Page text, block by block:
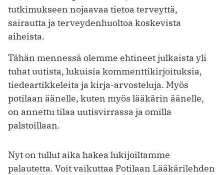
tutkimukseen nojaavaa tietoa terveyttä,
sairautta ja terveydenhuoltoa koskevista
aiheista.
Tähän mennessä olemme ehtineet julkaista yli
tuhat uutista, lukuisia kommenttikirjoituksia,
tiedeartikkeleita ja kirja-arvosteluja. Myös
potilaan äänelle, kuten myös lääkärin äänelle,
on annettu tilaa uutisvirrassa ja omilla
palstoillaan.
Nyt on tullut aika hakea lukijoiltamme
palautetta. Voit vaikuttaa Potilaan Lääkärilehden